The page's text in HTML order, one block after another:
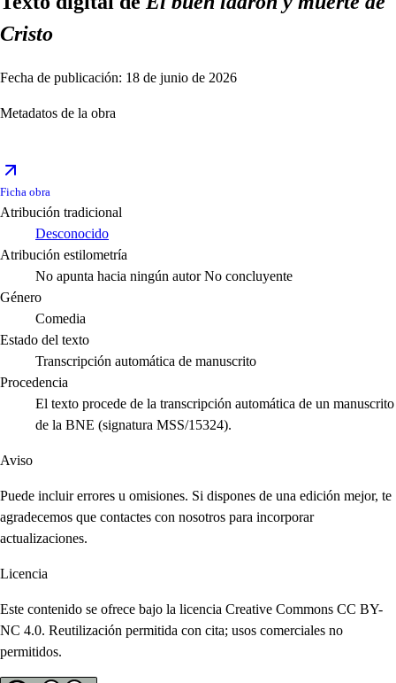
Cristo
Fecha de publicación: 18 de junio de 2026
Metadatos de la obra
Ficha obra
Atribución tradicional
Desconocido
Atribución estilometría
No apunta hacia ningún autor No concluyente
Género
Comedia
Estado del texto
Transcripción automática de manuscrito
Procedencia
El texto procede de la transcripción automática de un manuscrito
de la BNE (signatura MSS/15324).
Aviso
Puede incluir errores u omisiones. Si dispones de una edición mejor, te
agradecemos que contactes con nosotros para incorporar
actualizaciones.
Licencia
Este contenido se ofrece bajo la licencia Creative Commons CC BY-
NC 4.0. Reutilización permitida con cita; usos comerciales no
permitidos.